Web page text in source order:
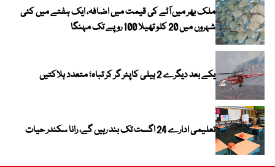
ملک بھر میں آٹے کی قیمت میں اضافہ، ایک ہفتے میں کئی
شہروں میں 20 کلو تھیلا 100 روپے تک مہنگا
یکے بعد دیگرے 2 ہیلی کاپٹر گر کر تباہ؛ متعدد ہلاکتیں
تعلیمی ادارے 24 اگست تک بند رہیں گے، رانا سکندر حیات